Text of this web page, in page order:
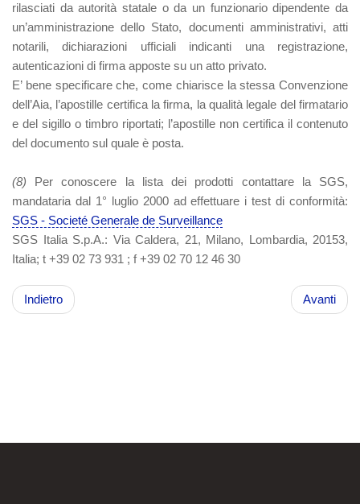
rilasciati da autorità statale o da un funzionario dipendente da
un’amministrazione dello Stato, documenti amministrativi, atti
notarili, dichiarazioni ufficiali indicanti una registrazione,
autenticazioni di firma apposte su un atto privato.
E’ bene specificare che, come chiarisce la stessa Convenzione
dell’Aia, l’apostille certifica la firma, la qualità legale del firmatario
e del sigillo o timbro riportati; l’apostille non certifica il contenuto
del documento sul quale è posta.
(8) Per conoscere la lista dei prodotti contattare la SGS,
mandataria dal 1° luglio 2000 ad effettuare i test di conformità:
SGS - Societé Generale de Surveillance
SGS Italia S.p.A.: Via Caldera, 21, Milano, Lombardia, 20153,
Italia; t +39 02 73 931 ; f +39 02 70 12 46 30
Indietro Avanti